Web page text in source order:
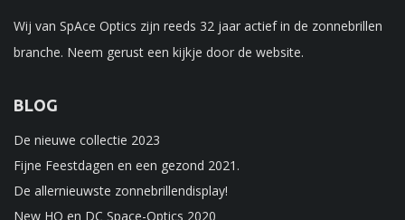
Wij van SpAce Optics zijn reeds 32 jaar actief in de zonnebrillen
branche. Neem gerust een kijkje door de website.
BLOG
De nieuwe collectie 2023
Fijne Feestdagen en een gezond 2021.
De allernieuwste zonnebrillendisplay!
New HQ en DC Space-Optics 2020